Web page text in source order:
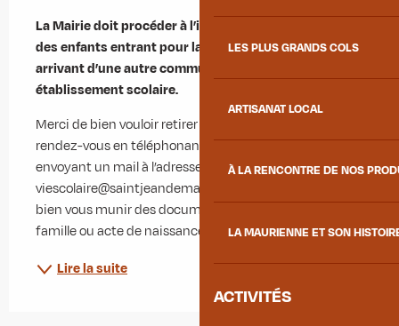
LES PLUS GRANDS COLS
ARTISANAT LOCAL
À LA RENCONTRE DE NOS
LA MAURIENNE ET SON
ACTIVITÉS
La Mairie doit procéder à l’inscription administrative
des enfants entrant pour la première fois à l’école ou
arrivant d’une autre commune ou d’un autre
établissement scolaire.
Merci de bien vouloir retirer un dossier et convenir d’un
rendez-vous en téléphonant au 04 79 64 48 21 ou en
envoyant un mail à l’adresse suivante :
viescolaire@saintjeandemaurienne.fr Vous voudrez
bien vous munir des documents suivants : - Livret de
famille ou acte de naissance de l’enfant ; -...
Lire la suite